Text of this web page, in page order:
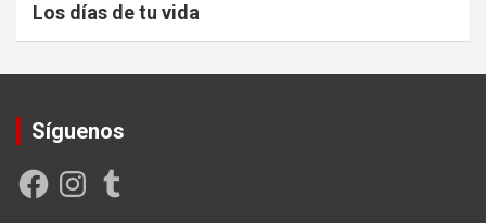
Los días de tu vida
Síguenos
FacebookInstagramTumblr